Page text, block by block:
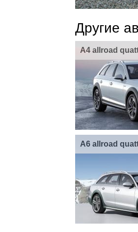
Другие
A4 allroad
A6 allroad